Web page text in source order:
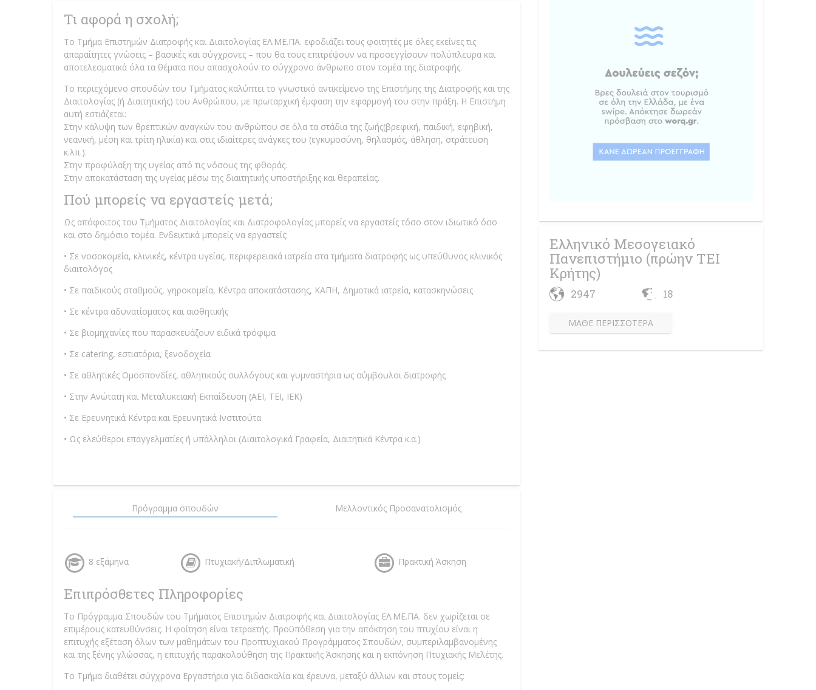
Τι αφορά η σχολή;
Το Τμήμα Επιστημών Διατροφής και Διαιτολογίας ΕΛ.ΜΕ.ΠΑ. εφοδιάζει τους φοιτητές με όλες εκείνες τις
απαραίτητες γνώσεις – βασικές και σύγχρονες – που θα τους επιτρέψουν να προσεγγίσουν πολύπλευρα και
αποτελεσματικά όλα τα θέματα που απασχολούν το σύγχρονο άνθρωπο στον τομέα της διατροφής.
Το περιεχόμενο σπουδών του Τμήματος καλύπτει το γνωστικό αντικείμενο της Επιστήμης της Διατροφής και της
Διαιτολογίας (ή Διαιτητικής) του Ανθρώπου, με πρωταρχική έμφαση την εφαρμογή του στην πράξη. Η Επιστήμη
αυτή εστιάζεται:
Στην κάλυψη των θρεπτικών αναγκών του ανθρώπου σε όλα τα στάδια της ζωής(βρεφική, παιδική, εφηβική,
νεανική, μέση και τρίτη ηλικία) και στις ιδιαίτερες ανάγκες του (εγκυμοσύνη, θηλασμός, άθληση, στράτευση
κ.λπ.).
Στην προφύλαξη της υγείας από τις νόσους της φθοράς.
Στην αποκατάσταση της υγείας μέσω της διαιτητικής υποστήριξης και θεραπείας.
Πού μπορείς να εργαστείς μετά;
Ως απόφοιτος του Τμήματος Διαιτολογίας και Διατροφολογίας μπορείς να εργαστείς τόσο στον ιδιωτικό όσο
και στο δημόσιο τομέα. Ενδεικτικά μπορείς να εργαστείς:
• Σε νοσοκομεία, κλινικές, κέντρα υγείας, περιφερειακά ιατρεία στα τμήματα διατροφής ως υπεύθυνος κλινικός
διαιτολόγος
• Σε παιδικούς σταθμούς, γηροκομεία, Κέντρα αποκατάστασης, ΚΑΠΗ, Δημοτικά ιατρεία, κατασκηνώσεις
• Σε κέντρα αδυνατίσματος και αισθητικής
• Σε βιομηχανίες που παρασκευάζουν ειδικά τρόφιμα
• Σε catering, εστιατόρια, ξενοδοχεία
• Σε αθλητικές Ομοσπονδίες, αθλητικούς συλλόγους και γυμναστήρια ως σύμβουλοι διατροφής
• Στην Ανώτατη και Μεταλυκειακή Εκπαίδευση (ΑΕΙ, ΤΕΙ, ΙΕΚ)
• Σε Ερευνητικά Κέντρα και Ερευνητικά Ινστιτούτα
• Ως ελεύθεροι επαγγελματίες ή υπάλληλοι (Διαιτολογικά Γραφεία, Διαιτητικά Κέντρα κ.α.)
Πρόγραμμα σπουδών Μελλοντικός Προσανατολισμός
8 εξάμηνα Πτυχιακή/Διπλωματική Πρακτική Άσκηση
Επιπρόσθετες Πληροφορίες
Το Πρόγραμμα Σπουδών του Τμήματος Επιστημών Διατροφής και Διαιτολογίας ΕΛ.ΜΕ.ΠΑ. δεν χωρίζεται σε
επιμέρους κατευθύνσεις. Η φοίτηση είναι τετραετής. Προϋπόθεση για την απόκτηση του πτυχίου είναι η
επιτυχής εξέταση όλων των μαθημάτων του Προπτυχιακού Προγράμματος Σπουδών, συμπεριλαμβανομένης
και της ξένης γλώσσας, η επιτυχής παρακολούθηση της Πρακτικής Άσκησης και η εκπόνηση Πτυχιακής Μελέτης.
Το Τμήμα διαθέτει σύγχρονα Εργαστήρια για διδασκαλία και έρευνα, μεταξύ άλλων και στους τομείς:
Ελληνικό Μεσογειακό
Πανεπιστήμιο (πρώην ΤΕΙ
Κρήτης)
2947 18
ΜΆΘΕ ΠΕΡΙΣΣΌΤΕΡΑ